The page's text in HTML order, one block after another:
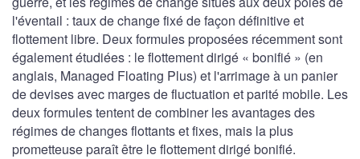
l'éventail : taux de change fixé de façon définitive et
flottement libre. Deux formules proposées récemment sont
également étudiées : le flottement dirigé « bonifié » (en
anglais, Managed Floating Plus) et l'arrimage à un panier
de devises avec marges de fluctuation et parité mobile. Les
deux formules tentent de combiner les avantages des
régimes de changes flottants et fixes, mais la plus
prometteuse paraît être le flottement dirigé bonifié.